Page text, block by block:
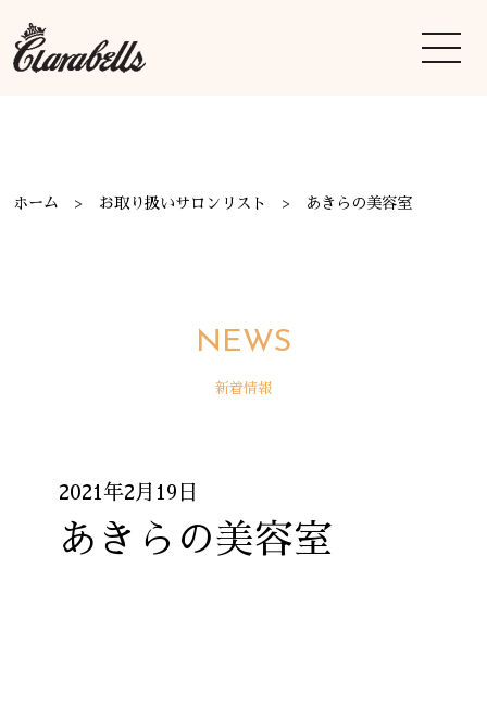
ホーム お取り扱いサロンリスト あきらの美容室
NEWS
新着情報
2021年2月19日
あきらの美容室